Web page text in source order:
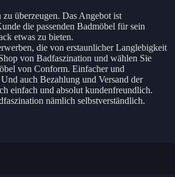
überzeugen. Das Angebot ist
die passenden Badmöbel für sein
etwas zu bieten.
die von erstaunlicher Langlebigkeit
von Badfaszination und wählen Sie
von Conform. Einfacher und
auch Bezahlung und Versand der
einfach und absolut kundenfreundlich.
nämlich selbstverständlich.